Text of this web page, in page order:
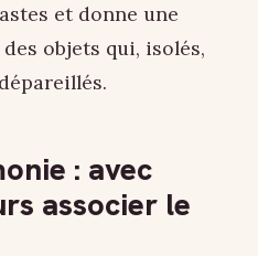
et donne une
objets qui, isolés,
: avec
associer le